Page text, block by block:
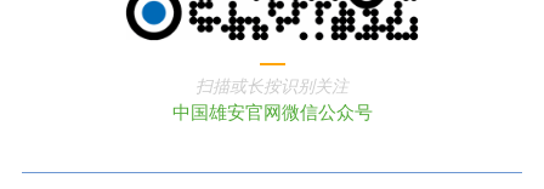
扫描或长按识别关注
中国雄安官网微信公众号